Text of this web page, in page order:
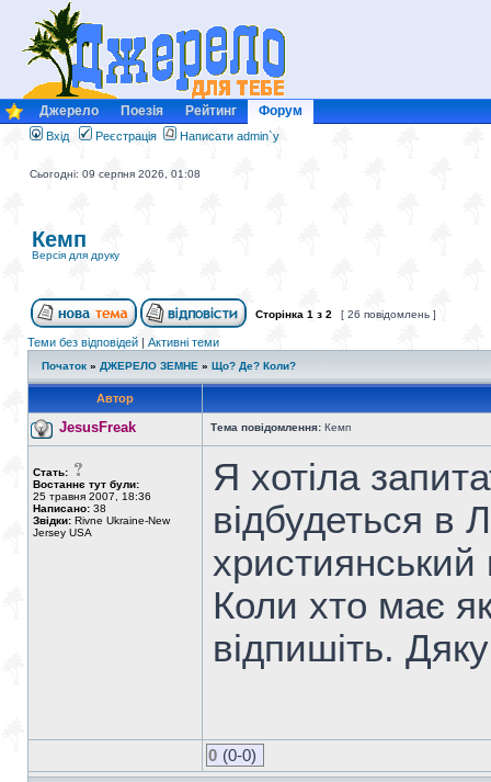
Джерело Поезія Рейтинг Форум
Вхід Реєстрація Написати admin`у
Сьогодні: 09 серпня 2026, 01:08
Кемп
Версія для друку
Сторінка 1 з 2 [ 26 повідомлень ]
Теми без відповідей | Активні теми
Початок » ДЖЕРЕЛО ЗЕМНЕ » Що? Де? Коли?
Автор
JesusFreak Тема повідомлення: Кемп
Стать:
Востаннє тут були:
25 травня 2007, 18:36
Написано: 38
Звідки: Rivne Ukraine-New
Jersey USA
Я хотіла
відбудеться в
xристиянський
Коли xто має
відпишіть.
0 (0-0)